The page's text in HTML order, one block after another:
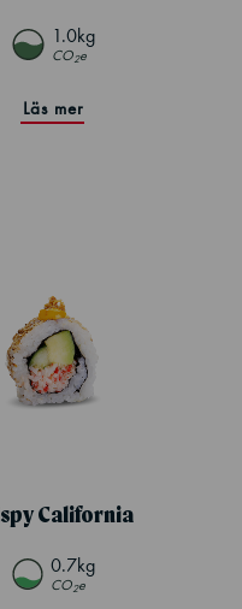
1.0kg
CO2e
Läs mer
California
0.7kg
CO2e